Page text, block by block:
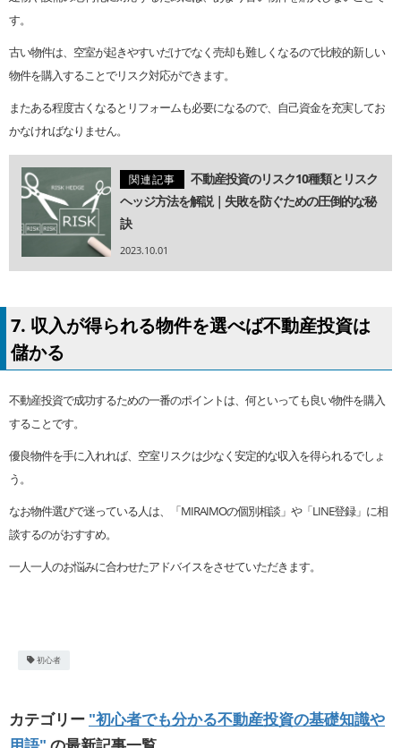
す。
古い物件は、空室が起きやすいだけでなく売却も難しくなるので比較的新しい
物件を購入することでリスク対応ができます。
またある程度古くなるとリフォームも必要になるので、自己資金を充実してお
かなければなりません。
関連記事
不動産投資のリスク10種類とリスク
ヘッジ方法を解説｜失敗を防ぐための圧倒的な秘
訣
2023.10.01
7. 収入が得られる物件を選べば不動産投資は
儲かる
不動産投資で成功するための一番のポイントは、何といっても良い物件を購入
することです。
優良物件を手に入れれば、空室リスクは少なく安定的な収入を得られるでしょ
う。
なお物件選びで迷っている人は、「MIRAIMOの個別相談」や「LINE登録」に相
談するのがおすすめ。
一人一人のお悩みに合わせたアドバイスをさせていただきます。
初心者
カテゴリー "初心者でも分かる不動産投資の基礎知識や